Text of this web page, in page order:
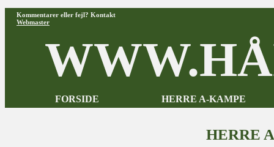
Kommentarer eller fejl? Kontakt
Webmaster
FORSIDE HERRE A-KAMPE
HERRE